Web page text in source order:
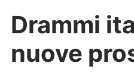
Drammi
nuove